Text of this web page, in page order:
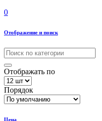
0
Отображение и поиск
Отображать по
Порядок
Цена